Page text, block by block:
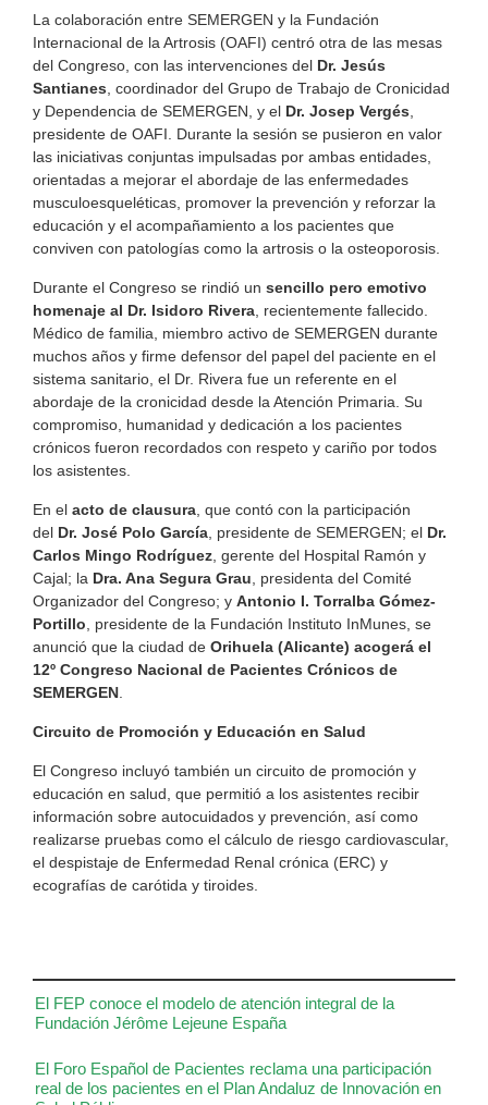
El FEP conoce el modelo de atención integral de la
Fundación Jérôme Lejeune España
El Foro Español de Pacientes reclama una participación
real de los pacientes en el Plan Andaluz de Innovación en
La colaboración entre SEMERGEN y la Fundación
Internacional de la Artrosis (OAFI) centró otra de las mesas
del Congreso, con las intervenciones del Dr. Jesús
Santianes , coordinador del Grupo de Trabajo de Cronicidad
y Dependencia de SEMERGEN, y el Dr. Josep Vergés
presidente de OAFI. Durante la sesión se pusieron en valor
las iniciativas conjuntas impulsadas por ambas entidades,
orientadas a mejorar el abordaje de las enfermedades
musculoesqueléticas, promover la prevención y reforzar la
educación y el acompañamiento a los pacientes que
conviven con patologías como la artrosis o la osteoporosis.
Durante el Congreso se rindió un sencillo pero emotivo
homenaje al Dr. Isidoro Rivera , recientemente fallecido.
Médico de familia, miembro activo de SEMERGEN durante
muchos años y firme defensor del papel del paciente en el
sistema sanitario, el Dr. Rivera fue un referente en el
abordaje de la cronicidad desde la Atención Primaria. Su
compromiso, humanidad y dedicación a los pacientes
crónicos fueron recordados con respeto y cariño por todos
los asistentes.
En el acto de clausura , que contó con la participación
del Dr. José Polo García , presidente de SEMERGEN; el Dr.
Carlos Mingo Rodríguez , gerente del Hospital Ramón y
Cajal; la Dra. Ana Segura Grau , presidenta del Comité
Organizador del Congreso; y Antonio I. Torralba Gómez-
Portillo , presidente de la Fundación Instituto InMunes, se
anunció que la ciudad de Orihuela (Alicante) acogerá el
12º Congreso Nacional de Pacientes Crónicos de
SEMERGEN
Circuito de Promoción y Educación en Salud
El Congreso incluyó también un circuito de promoción y
educación en salud, que permitió a los asistentes recibir
información sobre autocuidados y prevención, así como
realizarse pruebas como el cálculo de riesgo cardiovascular,
el despistaje de Enfermedad Renal crónica (ERC) y
ecografías de carótida y tiroides.